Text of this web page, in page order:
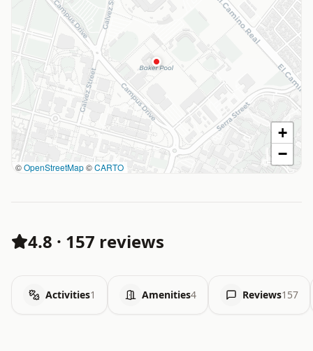
©OpenStreetMap©CARTO
+
−
4.8 · 157 reviews
Activities1 Amenities4 Reviews157